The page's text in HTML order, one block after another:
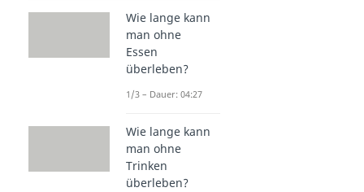
Wie lange kann
man ohne
Essen
überleben?
1/3 – Dauer: 04:27
Wie lange kann
man ohne
Trinken
überleben?